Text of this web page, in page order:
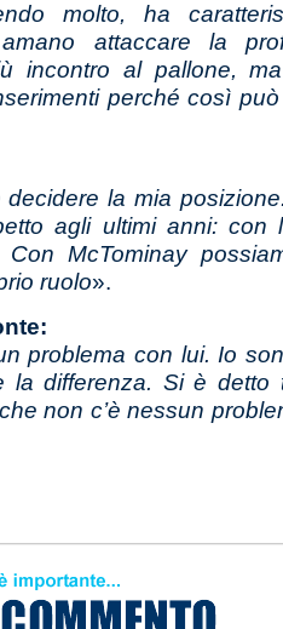
molto, ha
attaccare la
incontro al pallone,
perché così
decidere la mia
agli ultimi anni: con
McTominay
ruolo».
problema con lui. Io
la differenza. Si è detto
non c’è nessun